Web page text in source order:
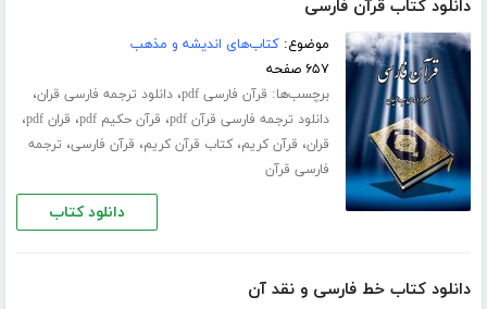
دانلود کتاب قرآن فارسی
موضوع:کتاب‌های اندیشه و مذهب
۶۵۷ صفحه
برچسب‌ها: قرآن فارسی pdf ،دانلود ترجمه فارسی قران،
دانلود ترجمه فارسی قرآن pdf ، قرآن حکیم pdf ، قران pdf ،
قران، قرآن کریم،کتاب قرآن کریم، قرآن فارسی، ترجمه
فارسی قرآن
دانلود کتاب
دانلود کتاب خط فارسی و نقد آن